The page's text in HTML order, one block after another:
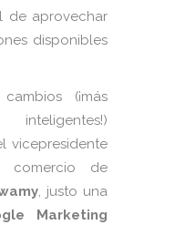
de aprovechar
disponibles
(¡más
vicepresidente
comercio de
, justo una
Marketing